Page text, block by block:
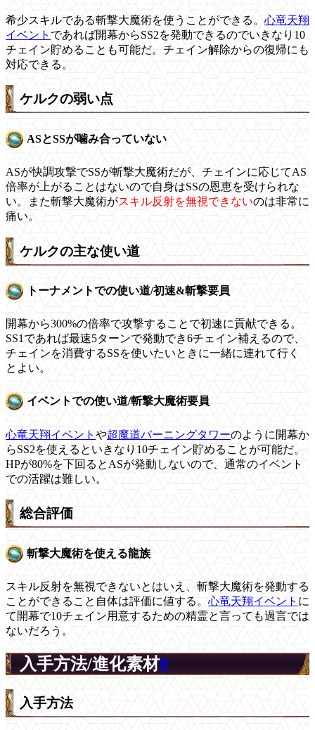
希少スキルである斬撃大魔術を使うことができる。心竜天翔
イベント であれば開幕からSS2を発動できるのでいきなり10
チェイン貯めることも可能だ。チェイン解除からの復帰にも
対応できる。
ケルクの弱い点
ASとSSが噛み合っていない
ASが快調攻撃でSSが斬撃大魔術だが、チェインに応じてAS
倍率が上がることはないので自身はSSの恩恵を受けられな
い。また斬撃大魔術がスキル反射を無視できないのは非常に
痛い。
ケルクの主な使い道
トーナメントでの使い道/初速&斬撃要員
開幕から300%の倍率で攻撃することで初速に貢献できる。
SS1であれば最速5ターンで発動でき6チェイン補えるので、
チェインを消費するSSを使いたいときに一緒に連れて行く
とよい。
イベントでの使い道/斬撃大魔術要員
心竜天翔イベント や超魔道バーニングタワーのように開幕か
らSS2を使えるといきなり10チェイン貯めることが可能だ。
HPが80%を下回るとASが発動しないので、通常のイベント
での活躍は難しい。
総合評価
斬撃大魔術を使える龍族
スキル反射を無視できないとはいえ、斬撃大魔術を発動する
ことができること自体は評価に値する。 心竜天翔イベント に
て開幕で10チェイン用意するための精霊と言っても過言では
ないだろう。
入手方法/進化素材0
入手方法